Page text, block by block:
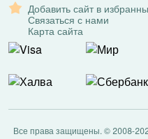
Добавить сайт в
Связаться с нами
Карта сайта
Все права защищены. © 2008-